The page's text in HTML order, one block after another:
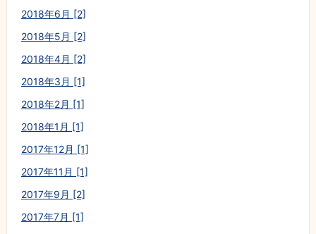
2018年6月 [2]
2018年5月 [2]
2018年4月 [2]
2018年3月 [1]
2018年2月 [1]
2018年1月 [1]
2017年12月 [1]
2017年11月 [1]
2017年9月 [2]
2017年7月 [1]